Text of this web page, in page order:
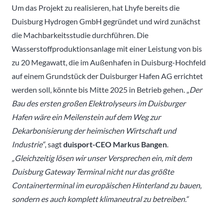
Um das Projekt zu realisieren, hat Lhyfe bereits die
Duisburg Hydrogen GmbH gegründet und wird zunächst
die Machbarkeitsstudie durchführen. Die
Wasserstoffproduktionsanlage mit einer Leistung von bis
zu 20 Megawatt, die im Außenhafen in Duisburg-Hochfeld
auf einem Grundstück der Duisburger Hafen AG errichtet
werden soll, könnte bis Mitte 2025 in Betrieb gehen. „Der
Bau des ersten großen Elektrolyseurs im Duisburger
Hafen wäre ein Meilenstein auf dem Weg zur
Dekarbonisierung der heimischen Wirtschaft und
Industrie“, sagtduisport-CEO Markus Bangen.
„Gleichzeitig lösen wir unser Versprechen ein, mit dem
Duisburg Gateway Terminal nicht nur das größte
Containerterminal im europäischen Hinterland zu bauen,
sondern es auch komplett klimaneutral zu betreiben.“